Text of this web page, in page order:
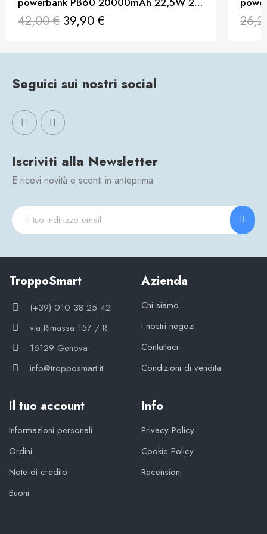
42,00 € 39,90 €
Seguici sui nostri social
Iscriviti alla Newsletter
E ricevi novità e sconti in anteprima
TroppoSmart
(+39) 010 38 25 42
via Rimassa 157 / R
16129 Genova
info@tropposmart.it
Azienda
Chi siamo
I nostri negozi
Contattaci
Condizioni di vendita
Il tuo account
Informazioni personali
Ordini
Note di credito
Buoni
Info
Privacy Policy
Cookie Policy
Recensioni